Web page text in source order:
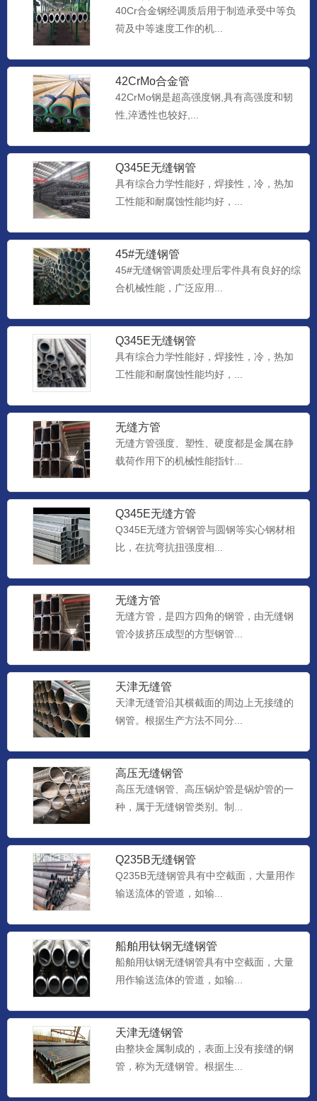
40Cr合金钢经调质后用于制造承受中等负
荷及中等速度工作的机...
42CrMo合金管
42CrMo钢是超高强度钢,具有高强度和韧
性,淬透性也较好,...
Q345E无缝钢管
具有综合力学性能好，焊接性，冷，热加
工性能和耐腐蚀性能均好，...
45#无缝钢管
45#无缝钢管调质处理后零件具有良好的综
合机械性能，广泛应用...
Q345E无缝钢管
具有综合力学性能好，焊接性，冷，热加
工性能和耐腐蚀性能均好，...
无缝方管
无缝方管强度、塑性、硬度都是金属在静
载荷作用下的机械性能指针...
Q345E无缝方管
Q345E无缝方管钢管与圆钢等实心钢材相
比，在抗弯抗扭强度相...
无缝方管
无缝方管，是四方四角的钢管，由无缝钢
管冷拔挤压成型的方型钢管...
天津无缝管
天津无缝管沿其横截面的周边上无接缝的
钢管。根据生产方法不同分...
高压无缝钢管
高压无缝钢管、高压锅炉管是锅炉管的一
种，属于无缝钢管类别。制...
Q235B无缝钢管
Q235B无缝钢管具有中空截面，大量用作
输送流体的管道，如输...
船舶用钛钢无缝钢管
船舶用钛钢无缝钢管具有中空截面，大量
用作输送流体的管道，如输...
天津无缝钢管
由整块金属制成的，表面上没有接缝的钢
管，称为无缝钢管。根据生...